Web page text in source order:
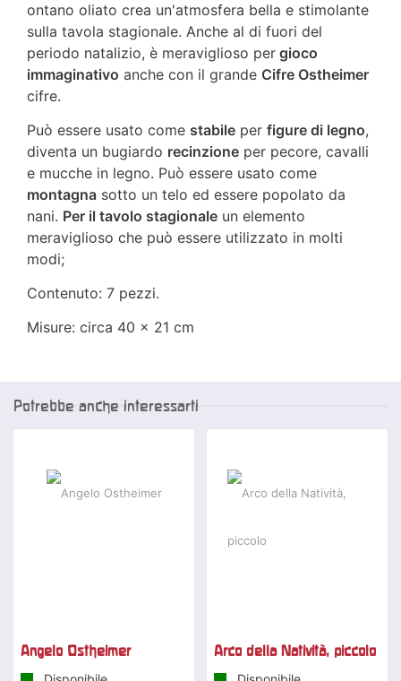
ontano oliato crea un'atmosfera bella e stimolante
sulla tavola stagionale. Anche al di fuori del
periodo natalizio, è meraviglioso per gioco
immaginativo anche con il grande Cifre Ostheimer
cifre.
Può essere usato come stabile per figure di legno,
diventa un bugiardo recinzione per pecore, cavalli
e mucche in legno. Può essere usato come
montagna sotto un telo ed essere popolato da
nani. Per il tavolo stagionale un elemento
meraviglioso che può essere utilizzato in molti
modi;
Contenuto: 7 pezzi.
Misure: circa 40 x 21 cm
Potrebbe anche interessarti
Angelo Ostheimer Arco della Natività, piccolo